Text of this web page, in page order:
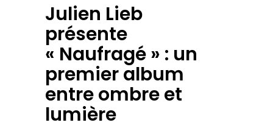
Julien Lieb
présente
« Naufragé » : un
premier album
entre ombre et
lumière